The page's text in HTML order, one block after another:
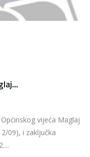
vijeća Maglaj
09), i zaključka